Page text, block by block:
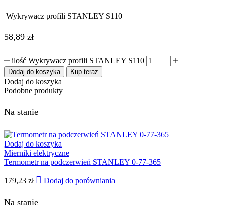
Wykrywacz profili STANLEY S110
58,89 zł
ilość Wykrywacz profili STANLEY S110
Dodaj do koszyka Kup teraz
Dodaj do koszyka
Podobne produkty
Na stanie
Dodaj do koszyka
Mierniki elektryczne
Termometr na podczerwień STANLEY 0-77-365
179,23 zł Dodaj do porówniania
Na stanie